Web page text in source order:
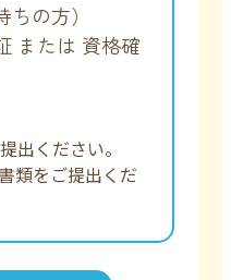
の方）
または 資格確
出ください。
類をご提出くだ